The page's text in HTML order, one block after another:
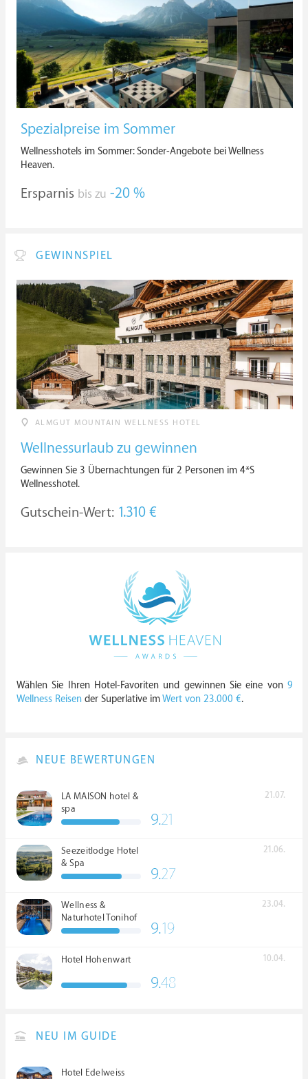
Spezialpreise im Sommer
Wellnesshotels im Sommer: Sonder-Angebote bei Wellness
Heaven.
Ersparnis bis zu -20 %
GEWINNSPIEL
ALMGUT MOUNTAIN WELLNESS HOTEL
Wellnessurlaub zu gewinnen
Gewinnen Sie 3 Übernachtungen für 2 Personen im 4*S
Wellnesshotel.
Gutschein-Wert: 1.310 €
Wählen Sie Ihren Hotel-Favoriten und gewinnen Sie eine von 9
Wellness Reisen der Superlative imWert von 23.000 €.
NEUE BEWERTUNGEN
LA MAISON hotel &
spa
21.07.
9.21
Seezeitlodge Hotel
& Spa
21.06.
9.27
Wellness &
Naturhotel Tonihof
****S
23.04.
9.19
Hotel Hohenwart 10.04.
9.48
NEU IM GUIDE
Hotel Edelweiss